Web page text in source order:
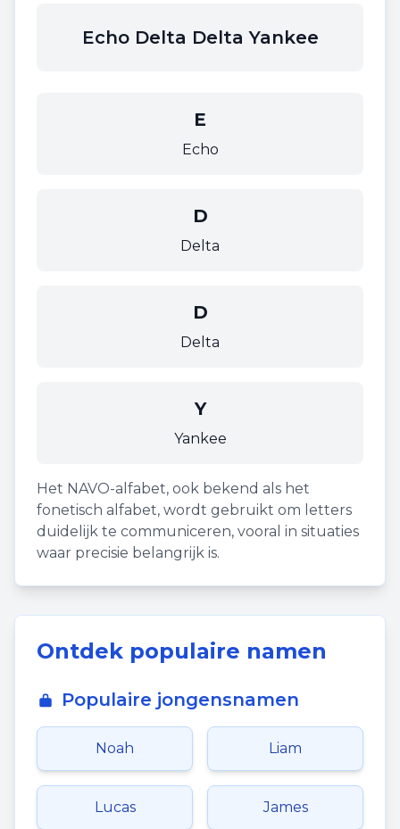
Echo Delta Delta Yankee
E
Echo
D
Delta
D
Delta
Y
Yankee
Het NAVO-alfabet, ook bekend als het
fonetisch alfabet, wordt gebruikt om letters
duidelijk te communiceren, vooral in situaties
waar precisie belangrijk is.
Ontdek populaire namen
Populaire jongensnamen
Noah Liam
Lucas James